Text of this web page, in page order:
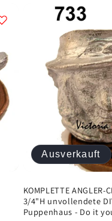
Ausverkauft
KOMPLETTE ANGLER-
3/4"H unvollendete
Puppenhaus - Do it